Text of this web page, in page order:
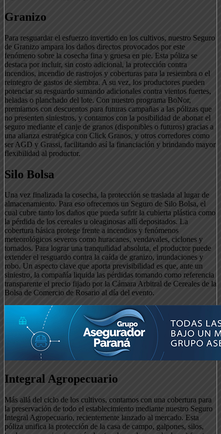
Granizo
Para resguardar el esfuerzo invertido en los cultivos, nuestro Seguro
de Granizo ampara los daños directos provocados por este
fenómeno sobre la cosecha fina y gruesa en pie. Esta póliza se
destaca por incluir, sin costo adicional, la protección contra
incendios, incendio de rastrojos y coberturas para la resiembra o el
reintegro de gastos de siembra. A su vez, los productores pueden
potenciar su resguardo sumando adicionales contra vientos fuertes,
heladas o planchado del lote. Con nuestro programa BoNor,
premiamos con descuentos para futuras campañas a las pólizas que
no presenten siniestros, y contamos con la posibilidad de abonar el
seguro mediante el canje de granos (disponibles o futuros) gracias a
una alianza estratégica con Click Granos, y otros corredores como
ser AGD y Grassi, facilitando así la financiación y brindando mayor
flexibilidad al productor.
Silo Bolsa
Una vez finalizada la cosecha, la protección se traslada al lugar de
almacenamiento. Para eso ofrecemos un Seguro de Silo Bolsa, el
cual cubre tanto los daños que pueda sufrir la cubierta plástica como
la pérdida de los cereales u oleaginosas allí depositados. La
cobertura básica protege frente a incendios y fenómenos
meteorológicos severos como huracanes, vendavales, ciclones y
tornados. Para lograr una tranquilidad absoluta, el productor puede
extender el resguardo contra la caída de granizo, inundaciones y
robo. Un aspecto clave que aporta previsibilidad es que, ante un
siniestro, la compañía liquida las pérdidas tomando como referencia
transparente el precio fijado por la Cámara Arbitral de Cereales de la
Bolsa de Comercio de Rosario al día del evento.
Integral Agropecuario
Más allá del ciclo de los cultivos, contamos con una cobertura para
la preservación de todo el establecimiento mediante nuestro Seguro
Integral Agropecuario, recientemente lanzado al mercado. Esta
póliza unifica la protección de la casa de campo, galpones, silos,